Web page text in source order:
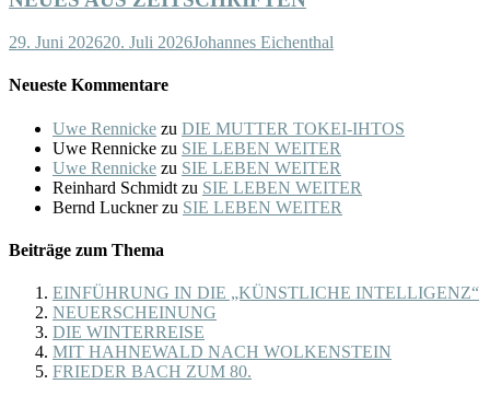
29. Juni 202620. Juli 2026Johannes Eichenthal
Neueste Kommentare
Uwe Rennicke zu DIE MUTTER TOKEI-IHTOS
Uwe Rennicke zu SIE LEBEN WEITER
Uwe Rennicke zu SIE LEBEN WEITER
Reinhard Schmidt zu SIE LEBEN WEITER
Bernd Lucknerzu SIE LEBEN WEITER
Beiträge zum Thema
EINFÜHRUNG IN DIE „KÜNSTLICHE INTELLIGENZ“
NEUERSCHEINUNG
DIE WINTERREISE
MIT HAHNEWALD NACH WOLKENSTEIN
FRIEDER BACH ZUM 80.